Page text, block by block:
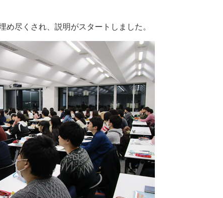
合格発表
入試Q&A
昨年度の入試結果・過去の入試問題
求める学生像（アドミッション・ポ
リシー）
進学相談会
就職・キャリア
就職・キャリア
卒業生の声
キャリアデザインプログラム
業界別（公務員・航空・教員・福
ウェブマガジン
キタボシ
HOKUSEI@COM
re+discover HOKUSEI
尽くされ、説明がスタートしました。